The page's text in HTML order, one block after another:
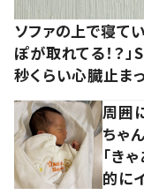
ソファの上で寝て
ぽが取れてる！？」
秒くらい心臓止ま
周囲
ちゃ
「き
的に